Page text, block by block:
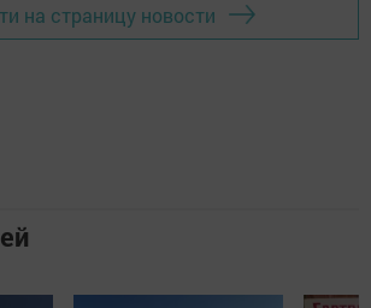
на страницу новости